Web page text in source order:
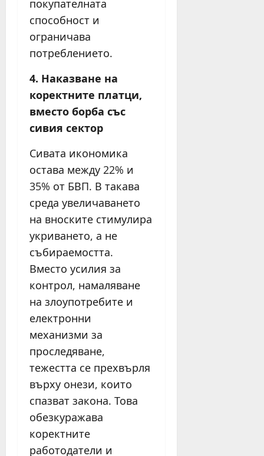
покупателната
способност и
ограничава
потреблението.
4. Наказване на
коректните платци,
вместо борба със
сивия сектор
Сивата икономика
остава между 22% и
35% от БВП. В такава
среда увеличаването
на вноските стимулира
укриването, а не
събираемостта.
Вместо усилия за
контрол, намаляване
на злоупотребите и
електронни
механизми за
проследяване,
тежестта се прехвърля
върху онези, които
спазват закона. Това
обезкуражава
коректните
работодатели и